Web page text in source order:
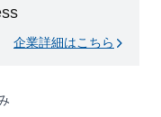
企業詳細はこちら